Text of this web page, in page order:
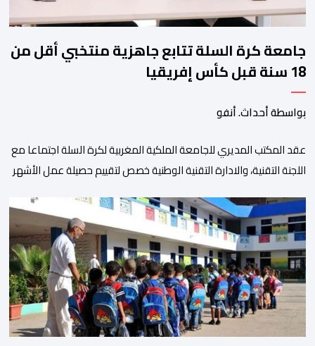
جامعة كرة السلة تتابع جاهزية منتخبي أقل من
18 سنة قبل كأس إفريقيا
بواسطة أحداث. أنفو
عقد المكتب المديري للجامعة الملكية المغربية لكرة السلة اجتماعا مع
اللجنة التقنية، والادارة التقنية الوطنية خصص لتقييم حصيلة عمل الأشهر
المنتخبات الوطنية خلال الفترة الأخيرة. وشهد الاجتماع تقديم عرض
مفصل حول مشاركة المنتخبين الوطنيين لأقل من 18 سنة، إناثا وذكورا،
من طرف اللجنة التقنية التي واكبت كل […]